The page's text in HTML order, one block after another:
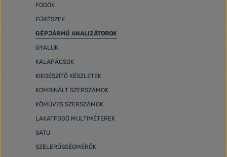
FOGÓK
FŰRÉSZEK
GÉPJÁRMŰ ANALIZÁTOROK
GYALUK
KALAPÁCSOK
KIEGÉSZÍTŐ KÉSZLETEK
KOMBINÁLT SZERSZÁMOK
KŐMŰVES SZERSZÁMOK
LAKATFOGÓ MULTIMÉTEREK
SATU
SZÉLERŐSSÉGMÉRŐK